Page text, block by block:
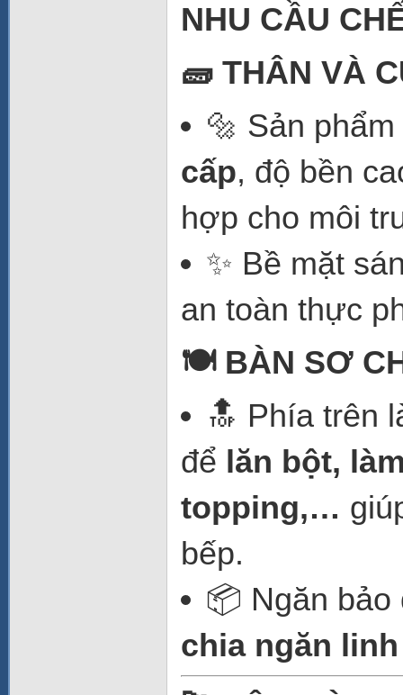
NHU CẦU
🧱 THÂN VÀ
🔩 Sản
cấp, độ bền
hợp cho môi
✨ Bề mặt
an toàn thực
🍽️ BÀN SƠ
🔝 Phía trên
để lăn bột,
topping,…
bếp.
📦 Ngăn
chia ngăn